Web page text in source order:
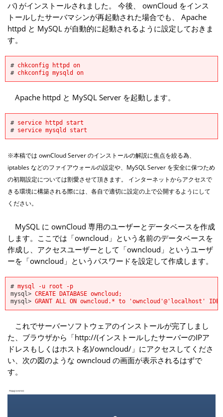
バ) がインストールされました。 今後、 ownCloud をインス
トールしたサーバマシンが再起動された場合でも、 Apache
httpd と MySQL が自動的に起動されるように設定しておきま
す。
# chkconfig httpd on
# chkconfig mysqld on
Apache httpd と MySQL Server を起動します。
# service httpd start
# service mysqld start
※本稿では ownCloud Server のインストールの解説に焦点を絞る為、
iptables などのファイアウォールの設定や、MySQL Server を安全に保つため
の初期設定については割愛させて頂きます。 インターネットからアクセスで
きる環境に構築される際には、各自で適切に設定の上で公開するようにして
ください。
MySQL に ownCloud 専用のユーザーとデータベースを作成
します。ここでは「owncloud」という名前のデータベースを
作成し、アクセスユーザーとして「owncloud」というユーザ
ーを「owncloud」というパスワードを設定して作成します。
# mysql -u root -p
mysql> CREATE DATABASE owncloud;
mysql> GRANT ALL ON owncloud.* to 'owncloud'@'localhost'
これでサーバーソフトウェアのインストールが完了しまし
た、ブラウザから「http://(インストールしたサーバーのIPア
ドレスもしくはホスト名)/owncloud/」にアクセスしてくださ
い、次の図のような owncloud の画面が表示されるはずで
す。